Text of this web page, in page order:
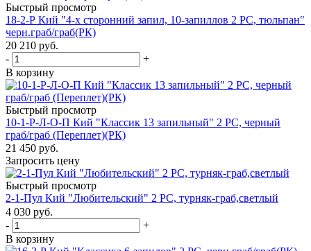
Быстрый просмотр
18-2-Р Кий "4-х сторонний запил, 10-запиллов 2 РС, тюльпан"
черн.граб/граб(РК)
20 210 руб.
-
+
В корзину
Быстрый просмотр
10-1-Р-Л-О-П Кий "Классик 13 запильный" 2 РС, черный
граб/граб (Переплет)(РК)
21 450 руб.
Запросить цену
Быстрый просмотр
2-1-Пул Кий "Любительский" 2 РС, турняк-граб,светлый
4 030 руб.
-
+
В корзину